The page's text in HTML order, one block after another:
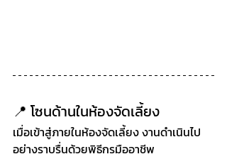
📍 โซนด้านในห้องจัดเลี้ยง
เมื่อเข้าสู่ภายในห้องจัดเลี้ยง งานดำเนินไป
อย่างราบรื่นด้วยพิธีกรมืออาชีพ